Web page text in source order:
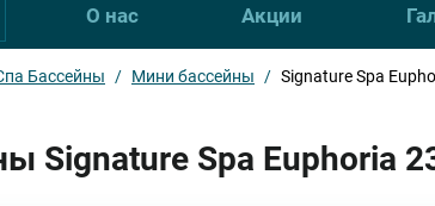
О нас Акции
Бассейны / Мини бассейны / Signature Spa
Signature Spa Euphoria